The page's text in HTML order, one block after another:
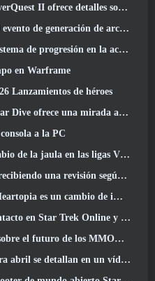
el servidor de expansión con tiempo bloqueado
generación de archboss doble
en la actualización de la temporada SS4
en Warframe
Lanzamientos de héroes
al juego en acción antes del lanzamiento
a la PC
RuneScape de la vieja escuela: Pactos demoniacos
una revisión según Dev Stream
al estilo de Alicia en el país de las maravillas
una nueva versión del Nobel Intel Battlecruiser
el futuro de los MMORPG??
en un vídeo para desarrolladores